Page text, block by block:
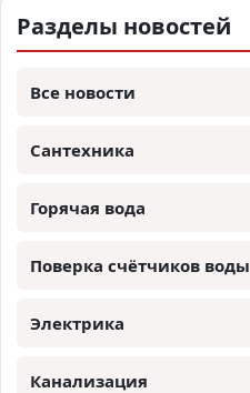
Разделы новостей
Все новости
Сантехника
Горячая вода
Поверка счётчиков воды
Электрика
Канализация